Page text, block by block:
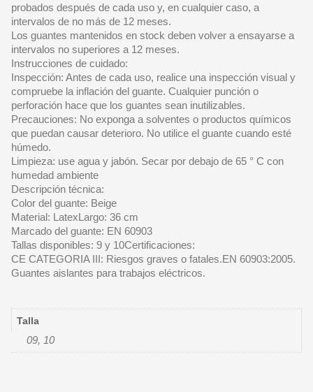
probados después de cada uso y, en cualquier caso, a
intervalos de no más de 12 meses.
Los guantes mantenidos en stock deben volver a ensayarse a
intervalos no superiores a 12 meses.
Instrucciones de cuidado:
Inspección: Antes de cada uso, realice una inspección visual y
compruebe la inflación del guante. Cualquier punción o
perforación hace que los guantes sean inutilizables.
Precauciones: No exponga a solventes o productos químicos
que puedan causar deterioro. No utilice el guante cuando esté
húmedo.
Limpieza: use agua y jabón. Secar por debajo de 65 ° C con
humedad ambiente
Descripción técnica:
Color del guante: Beige
Material: LatexLargo: 36 cm
Marcado del guante: EN 60903
Tallas disponibles: 9 y 10Certificaciones:
CE CATEGORIA III: Riesgos graves o fatales.EN 60903:2005.
Guantes aislantes para trabajos eléctricos.
Talla
09, 10